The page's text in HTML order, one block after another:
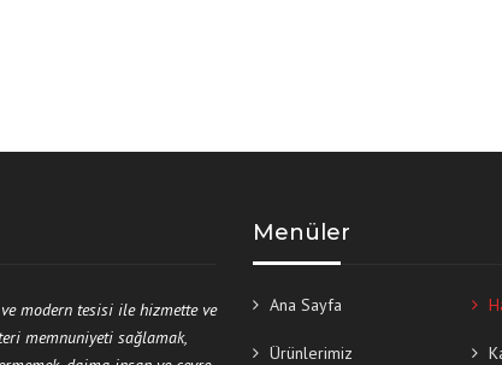
modern tesisi ile hizmette ve
memnuniyeti sağlamak,
Menüler
Ana Sayfa
Ürünlerimiz